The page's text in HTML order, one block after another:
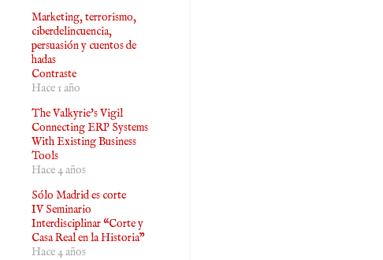
Marketing, terrorismo,
ciberdelincuencia,
persuasión y cuentos de
hadas
Contraste
Hace 1 año
The Valkyrie's Vigil
Connecting ERP Systems
With Existing Business
Tools
Hace 4 años
Sólo Madrid es corte
IV Seminario
Interdisciplinar “Corte y
Casa Real en la Historia”
Hace 4 años